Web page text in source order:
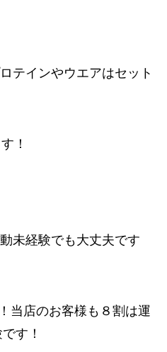
テインやウエアはセット
！
未経験でも大丈夫です
当店のお客様も８割は運
す！